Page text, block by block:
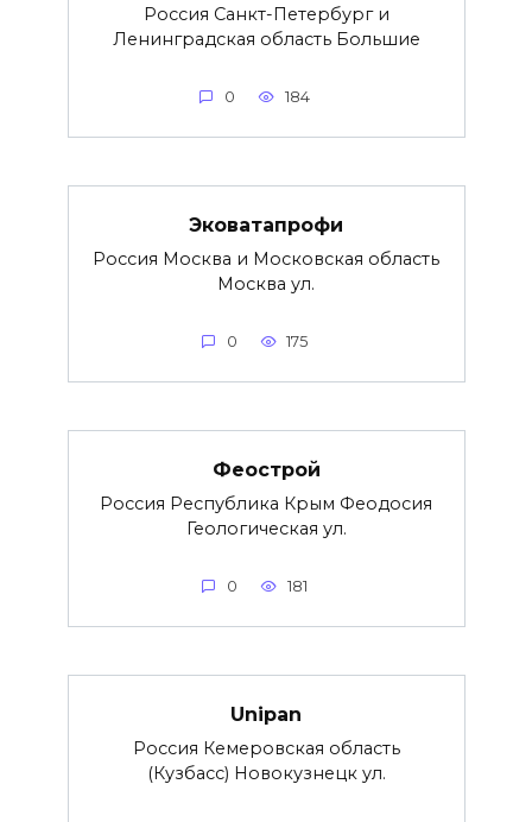
Россия Санкт-Петербург и
Ленинградская область Большие
0 184
Эковатапрофи
Россия Москва и Московская область
Москва ул.
0 175
Феострой
Россия Республика Крым Феодосия
Геологическая ул.
0 181
Unipan
Россия Кемеровская область
(Кузбасс) Новокузнецк ул.